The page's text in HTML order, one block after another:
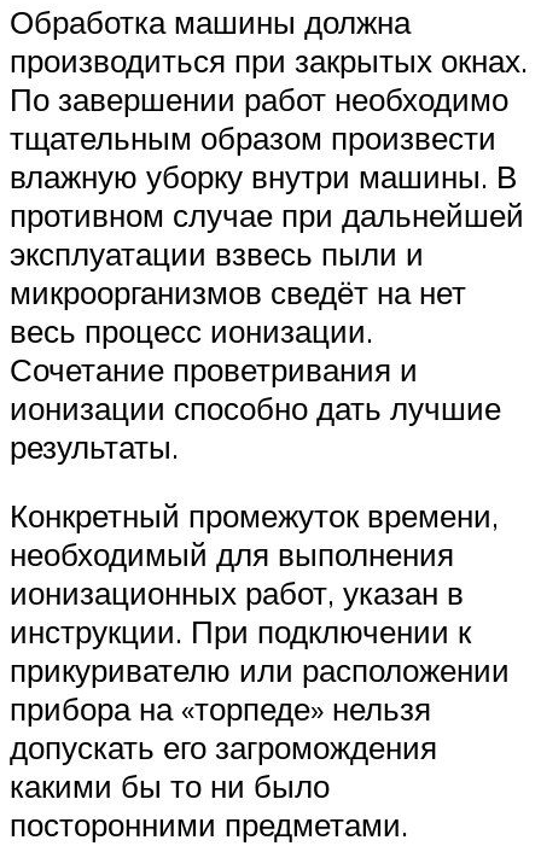
Обработка машины должна
производиться при закрытых окнах.
По завершении работ необходимо
тщательным образом произвести
влажную уборку внутри машины. В
противном случае при дальнейшей
эксплуатации взвесь пыли и
микроорганизмов сведёт на нет
весь процесс ионизации.
Сочетание проветривания и
ионизации способно дать лучшие
результаты.
Конкретный промежуток времени,
необходимый для выполнения
ионизационных работ, указан в
инструкции. При подключении к
прикуривателю или расположении
прибора на «торпеде» нельзя
допускать его загромождения
какими бы то ни было
посторонними предметами.